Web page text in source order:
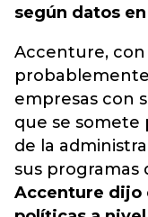
según datos
Accenture, con
empresas con
que se somete
de la
sus programas
Accenture dijo